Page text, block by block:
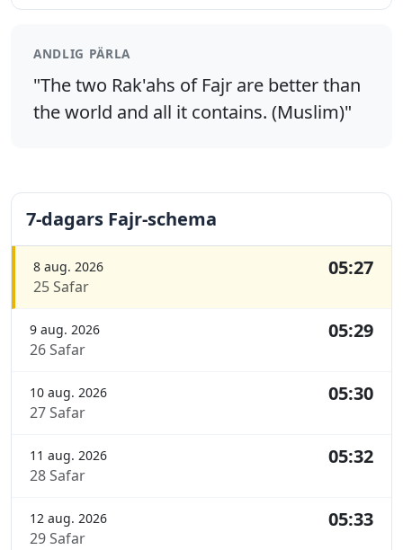
ANDLIG PÄRLA
"The two Rak'ahs of Fajr are better than
the world and all it contains. (Muslim)"
7-dagars Fajr-schema
8 aug. 2026
25 Safar
05:27
9 aug. 2026
26 Safar
05:29
10 aug. 2026
27 Safar
05:30
11 aug. 2026
28 Safar
05:32
12 aug. 2026
29 Safar
05:33